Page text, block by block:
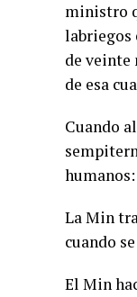
ministro
labriegos
de veinte
de esa
Cuando
La Min
cuando
El Min